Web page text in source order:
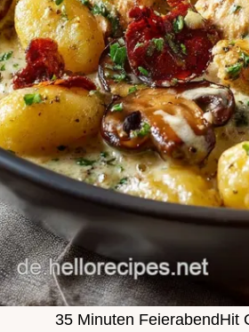
35 Minuten FeierabendHit